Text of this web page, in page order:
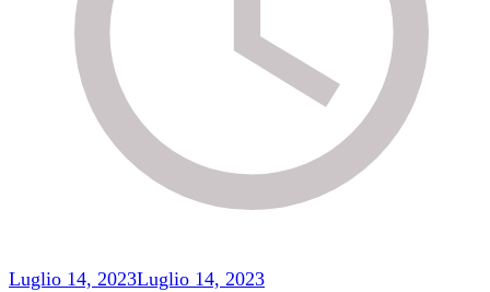
Luglio 14, 2023Luglio 14, 2023